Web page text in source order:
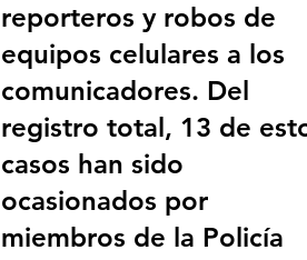
reporteros y robos de
equipos celulares a los
comunicadores. Del
registro total, 13 de
casos han sido
ocasionados por
miembros de la Policía